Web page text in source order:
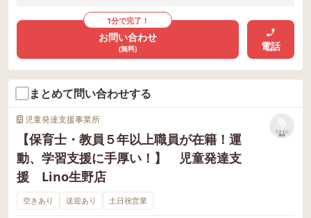
1分で完了！
お問い合わせ
(無料) 電話
まとめて問い合わせする
児童発達支援事業所
【保育士・教員５年以上職員が在籍！運
動、学習支援に手厚い！】 児童発達支
援 Lino生野店
リストに
保存
空きあり 送迎あり 土日祝営業